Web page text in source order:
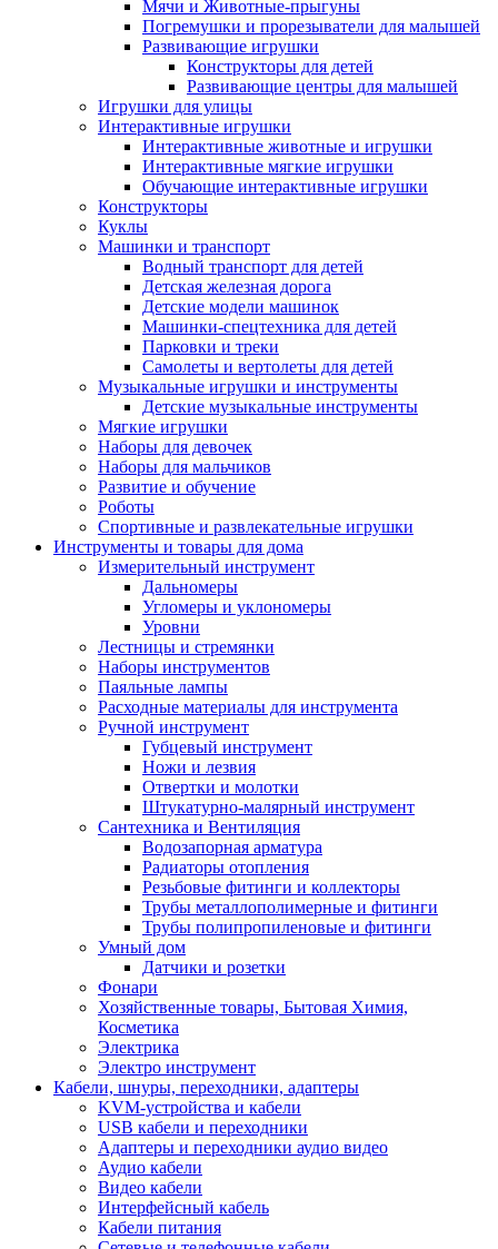
Мячи и Животные-прыгуны
Погремушки и прорезыватели для малышей
Развивающие игрушки
Конструкторы для детей
Развивающие центры для малышей
Игрушки для улицы
Интерактивные игрушки
Интерактивные животные и игрушки
Интерактивные мягкие игрушки
Обучающие интерактивные игрушки
Конструкторы
Куклы
Машинки и транспорт
Водный транспорт для детей
Детская железная дорога
Детские модели машинок
Машинки-спецтехника для детей
Парковки и треки
Самолеты и вертолеты для детей
Музыкальные игрушки и инструменты
Детские музыкальные инструменты
Мягкие игрушки
Наборы для девочек
Наборы для мальчиков
Развитие и обучение
Роботы
Спортивные и развлекательные игрушки
Инструменты и товары для дома
Измерительный инструмент
Дальномеры
Угломеры и уклономеры
Уровни
Лестницы и стремянки
Наборы инструментов
Паяльные лампы
Расходные материалы для инструмента
Ручной инструмент
Губцевый инструмент
Ножи и лезвия
Отвертки и молотки
Штукатурно-малярный инструмент
Сантехника и Вентиляция
Водозапорная арматура
Радиаторы отопления
Резьбовые фитинги и коллекторы
Трубы металлополимерные и фитинги
Трубы полипропиленовые и фитинги
Умный дом
Датчики и розетки
Фонари
Хозяйственные товары, Бытовая Химия,
Косметика
Электрика
Электро инструмент
Кабели, шнуры, переходники, адаптеры
KVM-устройства и кабели
USB кабели и переходники
Адаптеры и переходники аудио видео
Аудио кабели
Видео кабели
Интерфейсный кабель
Кабели питания